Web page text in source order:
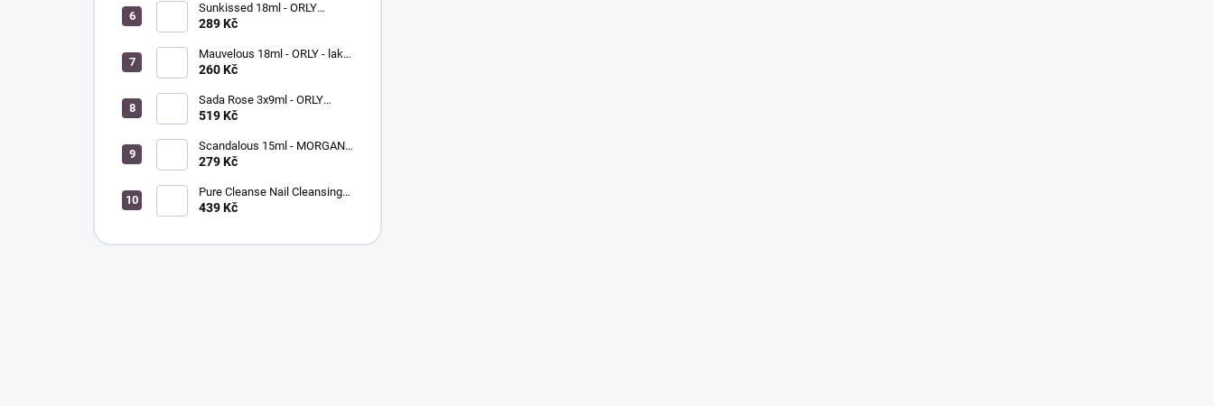
Sunkissed 18ml - ORLY
BREATHABLE - ošetřující
289 Kč
Mauvelous 18ml - ORLY - lak
na nehty
260 Kč
Sada Rose 3x9ml - ORLY
FRENCH MANICURE - sada
519 Kč
Scandalous 15ml - MORGAN
TAYLOR - lak na nehty
279 Kč
Pure Cleanse Nail Cleansing
Spray 120ml - MORGAN
439 Kč